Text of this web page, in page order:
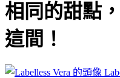
相同的甜點
這間！